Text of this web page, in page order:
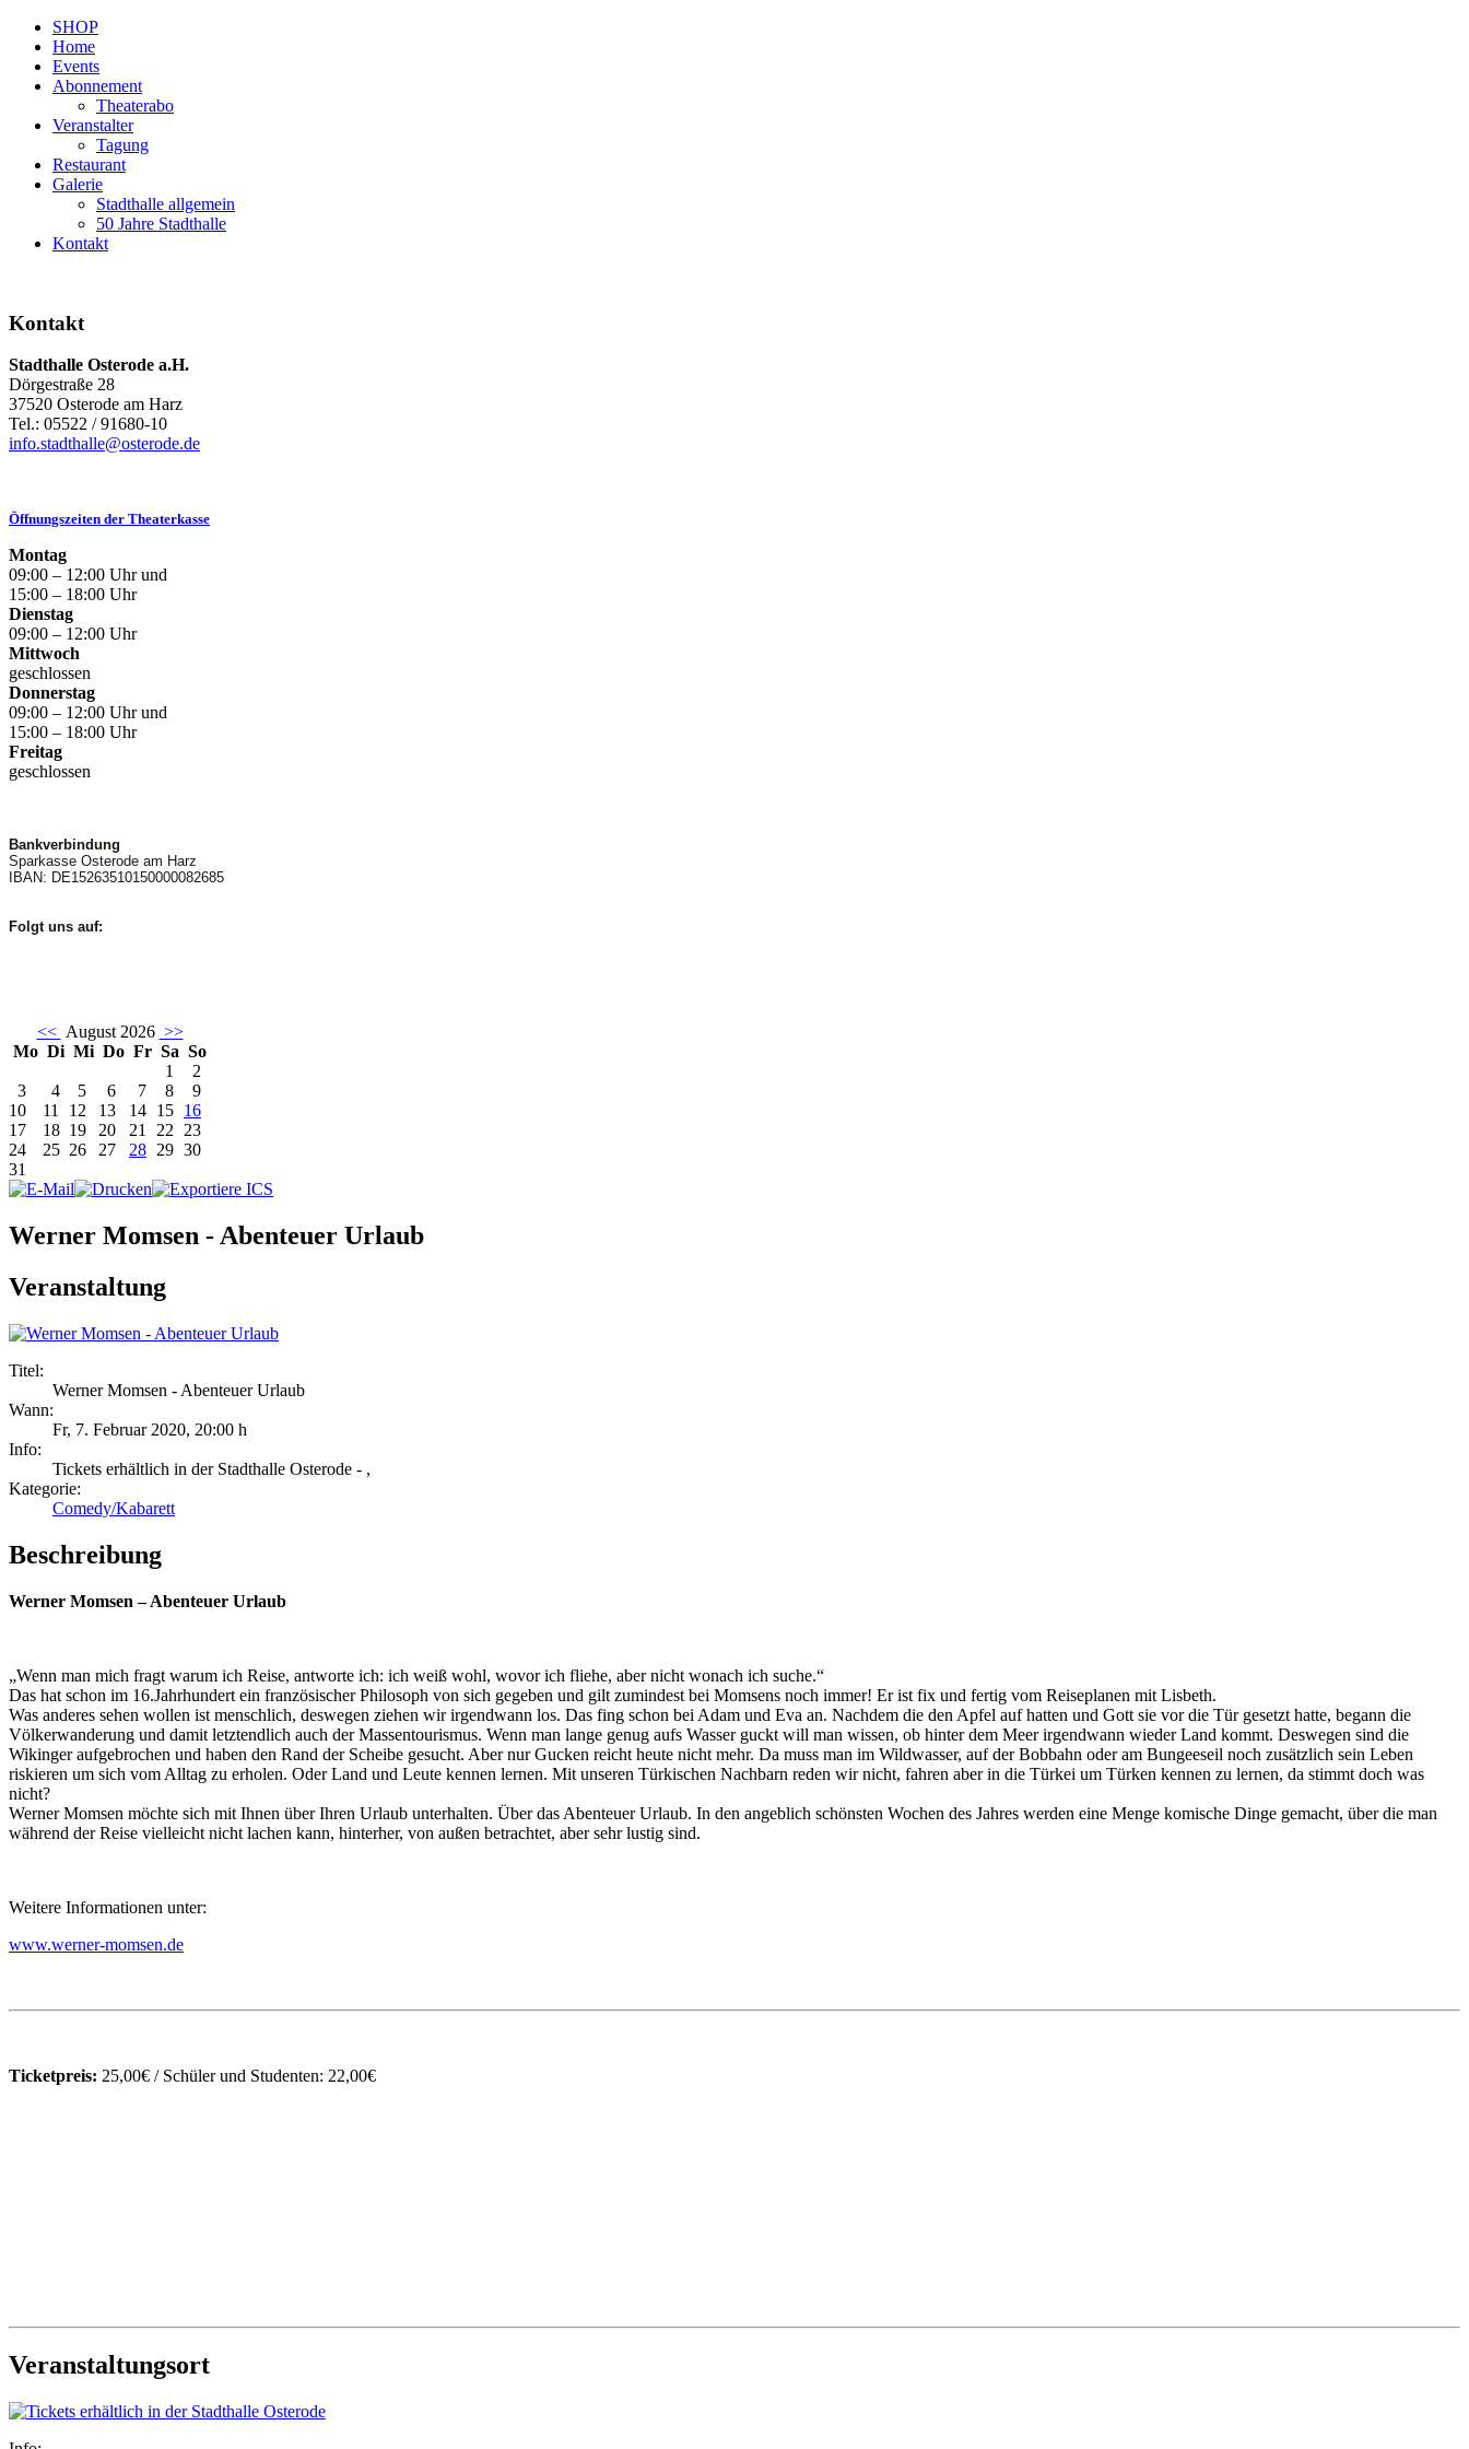
SHOP
Home
Events
Abonnement
Theaterabo
Veranstalter
Tagung
Restaurant
Galerie
Stadthalle allgemein
50 Jahre Stadthalle
Kontakt
Kontakt
Stadthalle Osterode a.H.
Dörgestraße 28
37520 Osterode am Harz
Tel.: 05522 / 91680-10
info.stadthalle@osterode.de
Öffnungszeiten der Theaterkasse
Montag
09:00 – 12:00 Uhr und
15:00 – 18:00 Uhr
Dienstag
09:00 – 12:00 Uhr
Mittwoch
geschlossen
Donnerstag
09:00 – 12:00 Uhr und
15:00 – 18:00 Uhr
Freitag
geschlossen
Bankverbindung
Sparkasse Osterode am Harz
IBAN: DE15263510150000082685
Folgt uns auf:
<< August 2026 >>
Mo Di Mi Do Fr Sa So
1
2
3
4 5 6 7 8
9
10
11 12 13 14 15 16
17
18 19 20 21 22 23
24
25 26 27 28 29 30
31
Werner Momsen - Abenteuer Urlaub
Veranstaltung
Titel:
Werner Momsen - Abenteuer Urlaub
Wann:
Fr, 7. Februar 2020, 20:00 h
Info:
Tickets erhältlich in der Stadthalle Osterode - ,
Kategorie:
Comedy/Kabarett
Beschreibung
Werner Momsen – Abenteuer Urlaub
„Wenn man mich fragt warum ich Reise, antworte ich: ich weiß wohl, wovor ich fliehe, aber nicht wonach ich suche.“
Das hat schon im 16.Jahrhundert ein französischer Philosoph von sich gegeben und gilt zumindest bei Momsens noch immer! Er ist fix und fertig vom Reiseplanen mit Lisbeth.
Was anderes sehen wollen ist menschlich, deswegen ziehen wir irgendwann los. Das fing schon bei Adam und Eva an. Nachdem die den Apfel auf hatten und Gott sie vor die Tür gesetzt hatte, begann die
Völkerwanderung und damit letztendlich auch der Massentourismus. Wenn man lange genug aufs Wasser guckt will man wissen, ob hinter dem Meer irgendwann wieder Land kommt. Deswegen sind die
Wikinger aufgebrochen und haben den Rand der Scheibe gesucht. Aber nur Gucken reicht heute nicht mehr. Da muss man im Wildwasser, auf der Bobbahn oder am Bungeeseil noch zusätzlich sein Leben
riskieren um sich vom Alltag zu erholen. Oder Land und Leute kennen lernen. Mit unseren Türkischen Nachbarn reden wir nicht, fahren aber in die Türkei um Türken kennen zu lernen, da stimmt doch was
nicht?
Werner Momsen möchte sich mit Ihnen über Ihren Urlaub unterhalten. Über das Abenteuer Urlaub. In den angeblich schönsten Wochen des Jahres werden eine Menge komische Dinge gemacht, über die man
während der Reise vielleicht nicht lachen kann, hinterher, von außen betrachtet, aber sehr lustig sind.
Weitere Informationen unter:
www.werner-momsen.de
Ticketpreis: 25,00€ / Schüler und Studenten: 22,00€
Veranstaltungsort